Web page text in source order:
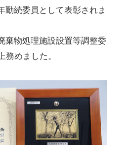
勤続委員として表彰されま
棄物処理施設設置等調整委
務めました。